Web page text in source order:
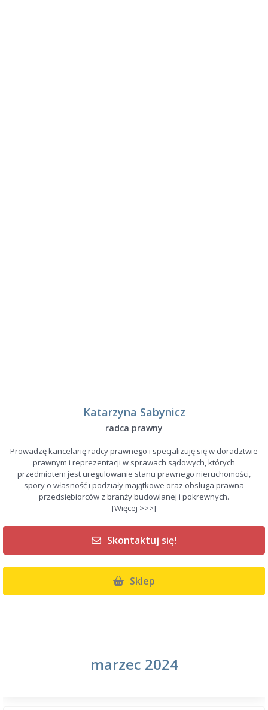
Katarzyna Sabynicz
radca prawny
Prowadzę kancelarię radcy prawnego i specjalizuję się w doradztwie
prawnym i reprezentacji w sprawach sądowych, których
przedmiotem jest uregulowanie stanu prawnego nieruchomości,
spory o własność i podziały majątkowe oraz obsługa prawna
przedsiębiorców z branży budowlanej i pokrewnych.
[Więcej >>>]
Skontaktuj się!
Sklep
marzec 2024